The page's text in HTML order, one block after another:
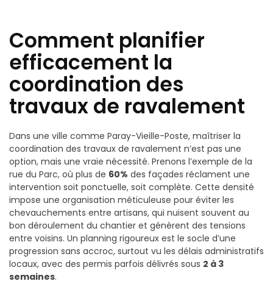
Comment planifier
efficacement la
coordination des
travaux de ravalement
Dans une ville comme Paray-Vieille-Poste, maîtriser la
coordination des travaux de ravalement n’est pas une
option, mais une vraie nécessité. Prenons l’exemple de la
rue du Parc, où plus de 60% des façades réclament une
intervention soit ponctuelle, soit complète. Cette densité
impose une organisation méticuleuse pour éviter les
chevauchements entre artisans, qui nuisent souvent au
bon déroulement du chantier et génèrent des tensions
entre voisins. Un planning rigoureux est le socle d’une
progression sans accroc, surtout vu les délais administratifs
locaux, avec des permis parfois délivrés sous 2 à 3
semaines.